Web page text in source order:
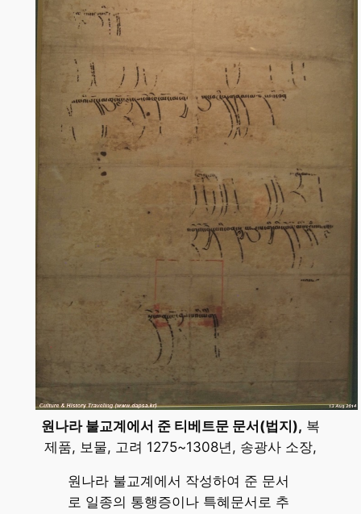
원나라 불교계에서 준 티베트문 문서(법지), 복
제품, 보물, 고려 1275~1308년, 송광사 소장,
원나라 불교계에서 작성하여 준 문서
로 일종의 통행증이나 특혜문서로 추